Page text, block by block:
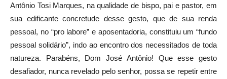
Antônio Tosi Marques, na qualidade de bispo, pai e pastor, em
sua edificante concretude desse gesto, que de sua renda
pessoal, no “pro labore” e aposentadoria, constituiu um “fundo
pessoal solidário”, indo ao encontro dos necessitados de toda
natureza. Parabéns, Dom José Antônio! Que esse gesto
desafiador, nunca revelado pelo senhor, possa se repetir entre